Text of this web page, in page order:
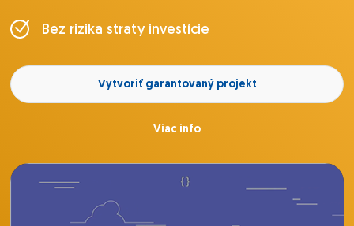
Bez rizika straty investície
Vytvoriť garantovaný projekt
Viac info